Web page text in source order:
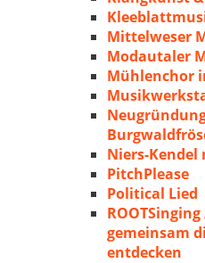
Mittelweser
Modautaler
Mühlenchor
Niers-
PitchPlease
Political Lied
gemeinsam
entdecken